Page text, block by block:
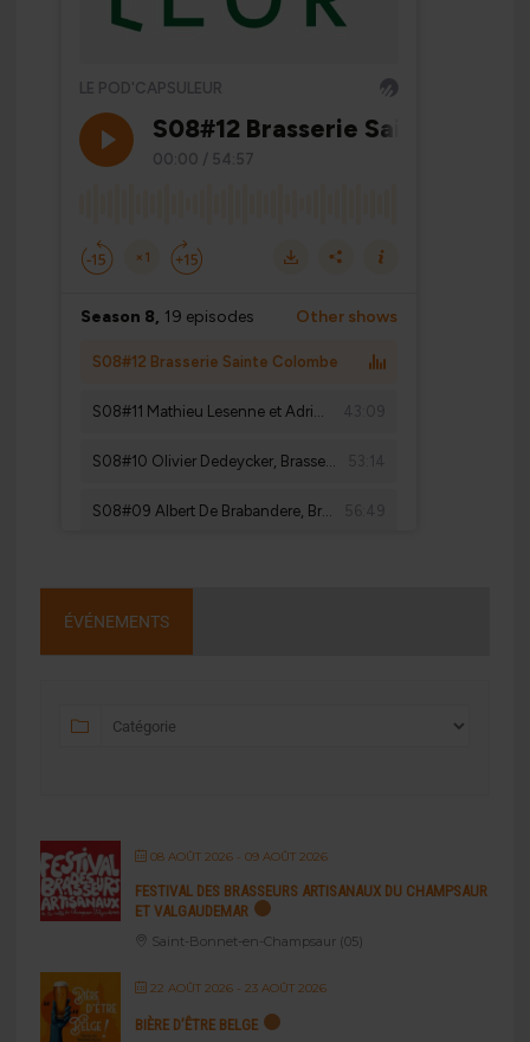
ÉVÉNEMENTS
08 AOÛT 2026- 09 AOÛT 2026
FESTIVAL DES BRASSEURS ARTISANAUX DU CHAMPSAUR
ET VALGAUDEMAR
Saint-Bonnet-en-Champsaur (05)
22 AOÛT 2026- 23 AOÛT 2026
BIÈRE D’ÊTRE BELGE